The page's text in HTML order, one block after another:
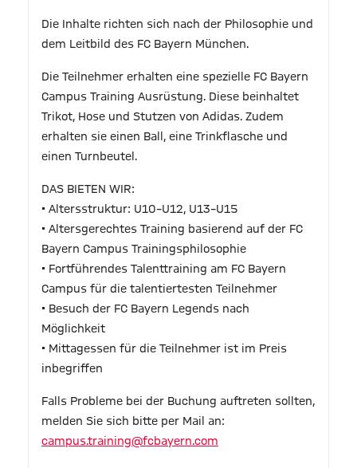
Die Inhalte richten sich nach der Philosophie und
dem Leitbild des FC Bayern München.
Die Teilnehmer erhalten eine spezielle FC Bayern
Campus Training Ausrüstung. Diese beinhaltet
Trikot, Hose und Stutzen von Adidas. Zudem
erhalten sie einen Ball, eine Trinkflasche und
einen Turnbeutel.
DAS BIETEN WIR:
• Altersstruktur: U10–U12, U13–U15
• Altersgerechtes Training basierend auf der FC
Bayern Campus Trainingsphilosophie
• Fortführendes Talenttraining am FC Bayern
Campus für die talentiertesten Teilnehmer
• Besuch der FC Bayern Legends nach
Möglichkeit
• Mittagessen für die Teilnehmer ist im Preis
inbegriffen
Falls Probleme bei der Buchung auftreten sollten,
melden Sie sich bitte per Mail an:
campus.training@fcbayern.com